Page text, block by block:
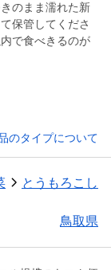
のまま濡れた新
保管してくださ
で食べきるのが
のタイプについて
とうもろこし
鳥取県